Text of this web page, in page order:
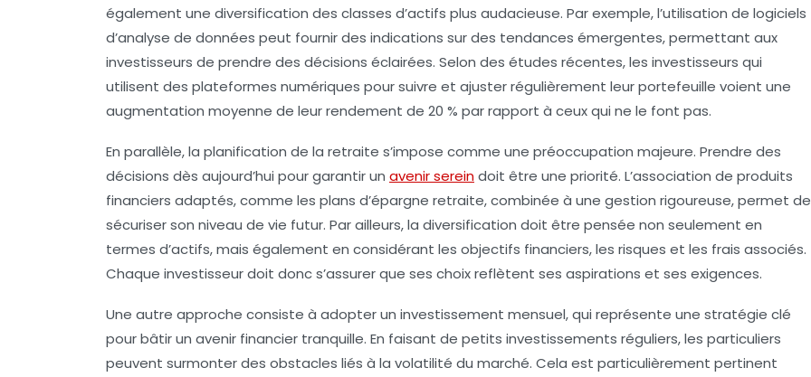
également une diversification des classes d’actifs plus audacieuse. Par exemple, l’utilisation de logiciels
d’analyse de données peut fournir des indications sur des tendances émergentes, permettant aux
investisseurs de prendre des décisions éclairées. Selon des études récentes, les investisseurs qui
utilisent des plateformes numériques pour suivre et ajuster régulièrement leur portefeuille voient une
augmentation moyenne de leur rendement de 20 % par rapport à ceux qui ne le font pas.
En parallèle, la planification de la retraite s’impose comme une préoccupation majeure. Prendre des
décisions dès aujourd’hui pour garantir un avenir sereindoit être une priorité. L’association de produits
financiers adaptés, comme les plans d’épargne retraite, combinée à une gestion rigoureuse, permet de
sécuriser son niveau de vie futur. Par ailleurs, la diversification doit être pensée non seulement en
termes d’actifs, mais également en considérant les objectifs financiers, les risques et les frais associés.
Chaque investisseur doit donc s’assurer que ses choix reflètent ses aspirations et ses exigences.
Une autre approche consiste à adopter un investissement mensuel, qui représente une stratégie clé
pour bâtir un avenir financier tranquille. En faisant de petits investissements réguliers, les particuliers
peuvent surmonter des obstacles liés à la volatilité du marché. Cela est particulièrement pertinent